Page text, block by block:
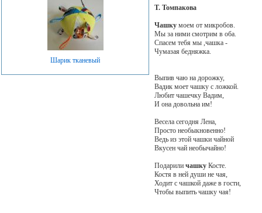
Шарик тканевый
Т. Томпакова
Чашкумоем от микробов.
Мы за ними смотрим в оба.
Спасем тебя мы ,чашка -
Чумазая бедняжка.
Выпив чаю на дорожку,
Вадик моет чашку с ложкой.
Любит чашечку Вадим,
И она довольна им!
Весела сегодня Лена,
Просто необыкновенно!
Ведь из этой чашки чайной
Вкусен чай необычайно!
Подарили чашкуКосте.
Костя в ней души не чая,
Ходит с чашкой даже в гости,
Чтобы выпить чашку чая!